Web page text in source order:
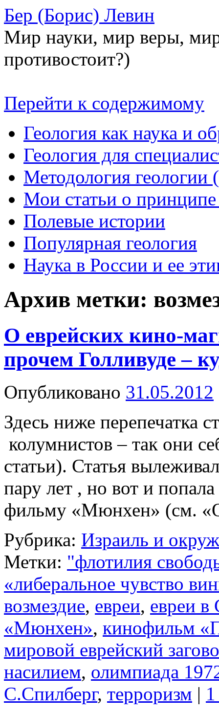
Бер (Борис) Левин
Мир науки, мир веры,
противостоит?)
Перейти к содержимому
Геология как наука и
Геология для
Методология геологии
Мои статьи о
Полевые истории
Популярная геология
Наука в России и ее
Архив метки:
О еврейских кино-
прочем Голливуде –
Опубликовано 31.05.2012
Здесь ниже перепечатка
колумнистов – так они
статьи). Статья
пару лет , но вот и
фильму «Мюнхен» (см.
Рубрика: Израиль и
Метки: "флотилия
«либеральное чувство
возмездие, евреи, евреи
«Мюнхен», кинофильм
мировой еврейский
насилием, олимпиада
С.Спилберг, терроризм |